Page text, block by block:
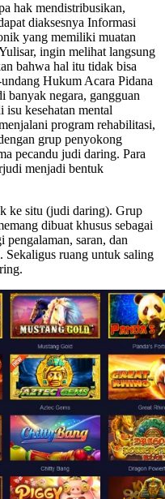
hak mendistribusikan,
diaksesnya Informasi
yang memiliki muatan
ingin melihat langsung
bahwa hal itu tidak bisa
Hukum Acara Pidana
negara, gangguan
kesehatan mental
program rehabilitasi,
grup penyokong
pecandu judi daring. Para
menjadi bentuk
ke situ (judi daring). Grup
dibuat khusus sebagai
pengalaman, saran, dan
Sekaligus ruang untuk saling